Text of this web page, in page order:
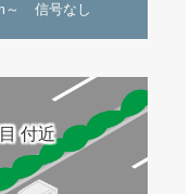
～ 信号なし
付近